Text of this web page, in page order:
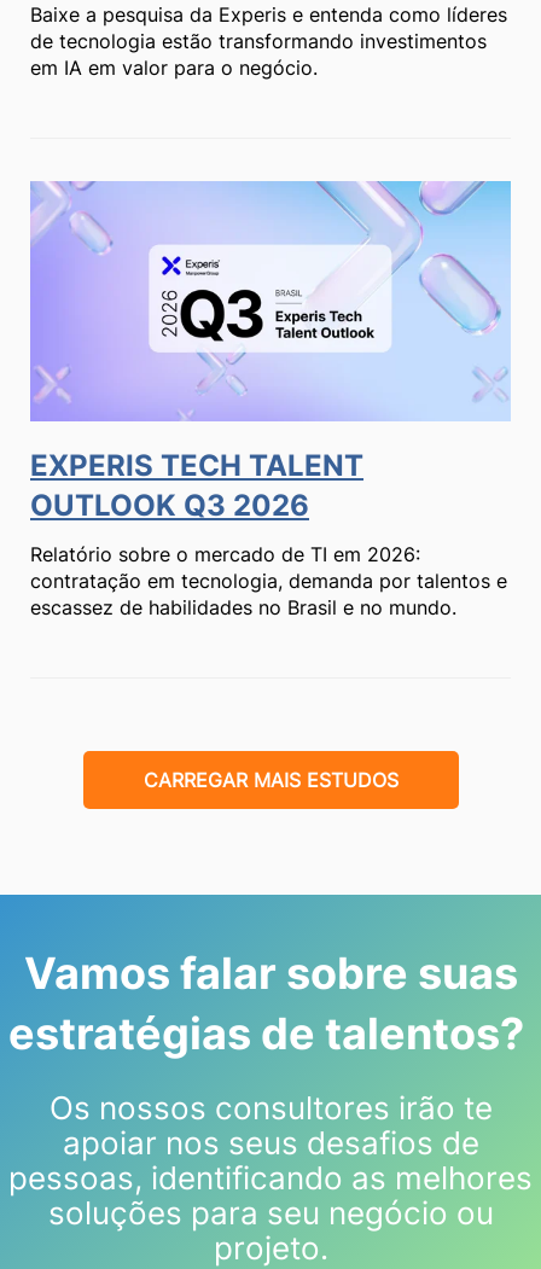
Baixe a pesquisa da Experis e entenda como líderes
de tecnologia estão transformando investimentos
em IA em valor para o negócio.
EXPERIS TECH TALENT
OUTLOOK Q3 2026
Relatório sobre o mercado de TI em 2026:
contratação em tecnologia, demanda por talentos e
escassez de habilidades no Brasil e no mundo.
CARREGAR MAIS ESTUDOS
Vamos falar sobre suas
estratégias de talentos?
Os nossos consultores irão te
apoiar nos seus desafios de
pessoas, identificando as melhores
soluções para seu negócio ou
projeto.